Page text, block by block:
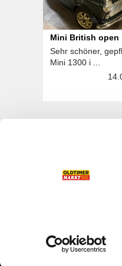
Mini British open
Sehr schöner,
Mini 1300 i ...
Hier finden Sie
Folgen Sie uns
Facebook